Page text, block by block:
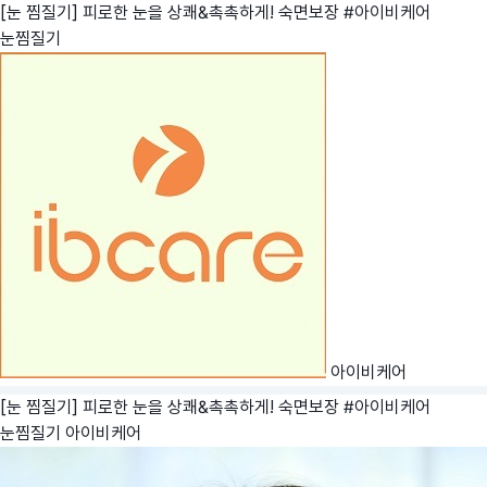
[눈 찜질기] 피로한 눈을 상쾌&촉촉하게! 숙면보장 #아이비케어
눈찜질기
아이비케어
[눈 찜질기] 피로한 눈을 상쾌&촉촉하게! 숙면보장 #아이비케어
눈찜질기 아이비케어